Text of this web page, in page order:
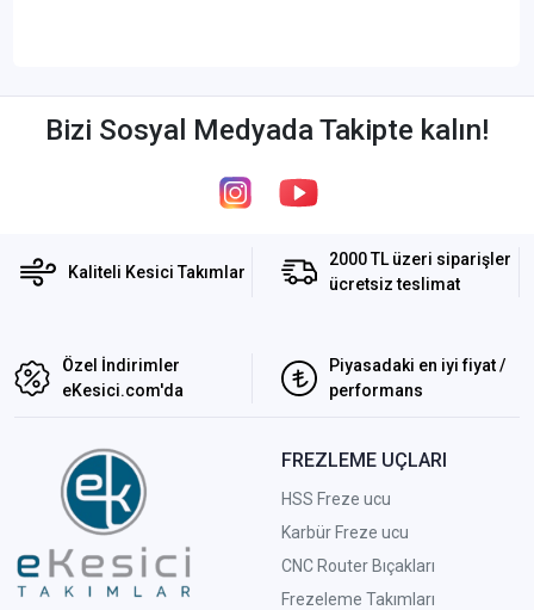
Bizi Sosyal Medyada Takipte kalın!
Kaliteli Kesici Takımlar
2000 TL üzeri siparişler
ücretsiz teslimat
Özel İndirimler
eKesici.com'da
Piyasadaki en iyi fiyat /
performans
FREZLEME UÇLARI
HSS Freze ucu
Karbür Freze ucu
CNC Router Bıçakları
Frezeleme Takımları